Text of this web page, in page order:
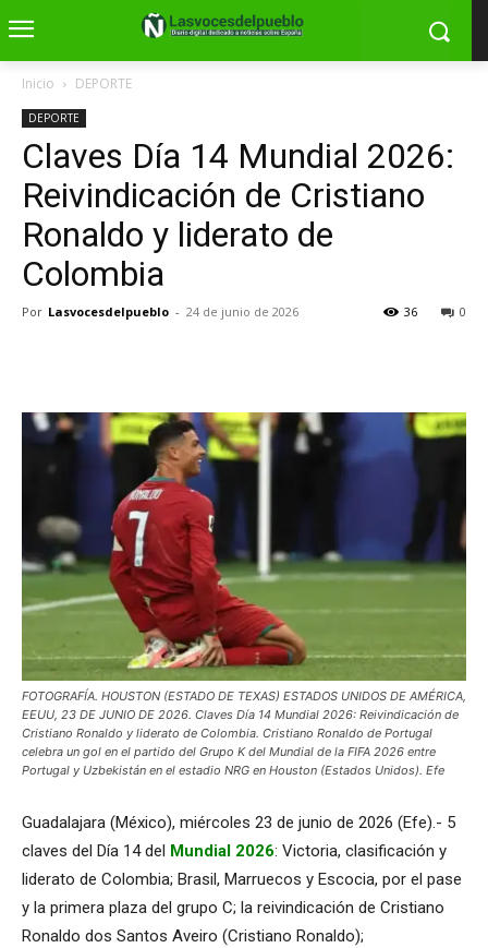
Inicio DEPORTE
DEPORTE
Claves Día 14 Mundial 2026:
Reivindicación de Cristiano
Ronaldo y liderato de
Colombia
Por Lasvocesdelpueblo - 24 de junio de 2026 0
36
FOTOGRAFÍA. HOUSTON (ESTADO DE TEXAS) ESTADOS UNIDOS DE AMÉRICA,
EEUU, 23 DE JUNIO DE 2026. Claves Día 14 Mundial 2026: Reivindicación de
Cristiano Ronaldo y liderato de Colombia. Cristiano Ronaldo de Portugal
celebra un gol en el partido del Grupo K del Mundial de la FIFA 2026 entre
Portugal y Uzbekistán en el estadio NRG en Houston (Estados Unidos). Efe
Guadalajara (México), miércoles 23 de junio de 2026 (Efe).- 5
claves del Día 14 del Mundial 2026: Victoria, clasificación y
liderato de Colombia; Brasil, Marruecos y Escocia, por el pase
y la primera plaza del grupo C; la reivindicación de Cristiano
Ronaldo dos Santos Aveiro (Cristiano Ronaldo);